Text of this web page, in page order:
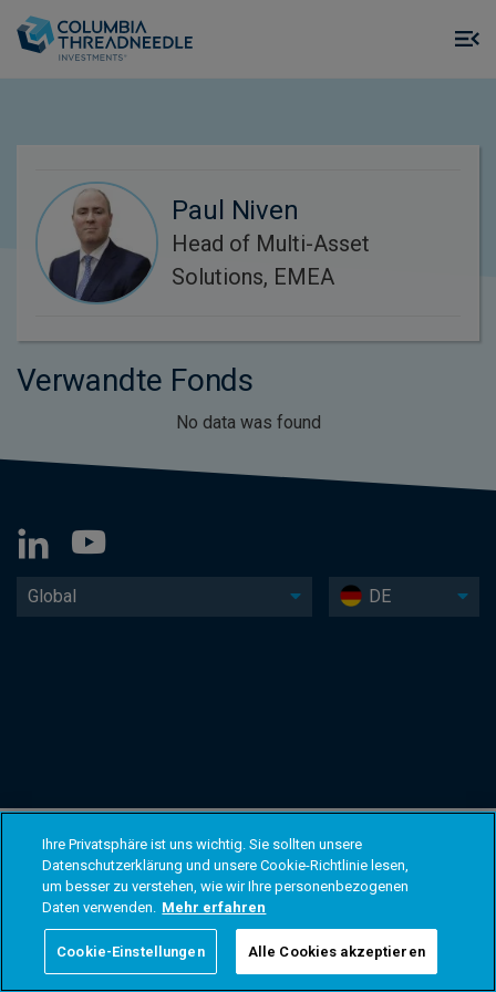
Paul Niven
Head of Multi-Asset
Solutions, EMEA
Verwandte Fonds
No data was found
Global DE
Ihre Privatsphäre ist uns wichtig. Sie sollten unsere
Datenschutzerklärung und unsere Cookie-Richtlinie lesen,
um besser zu verstehen, wie wir Ihre personenbezogenen
Daten verwenden. Mehr erfahren
Cookie-Einstellungen Alle Cookies akzeptieren